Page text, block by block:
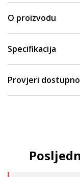
O proizvodu
Specifikacija
Provjeri